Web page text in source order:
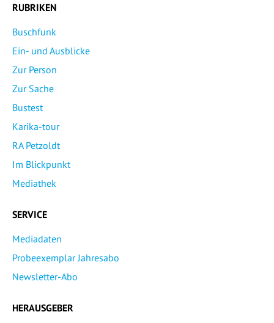
RUBRIKEN
Buschfunk
Ein- und Ausblicke
Zur Person
Zur Sache
Bustest
Karika-tour
RA Petzoldt
Im Blickpunkt
Mediathek
SERVICE
Mediadaten
Probeexemplar Jahresabo
Newsletter-Abo
HERAUSGEBER